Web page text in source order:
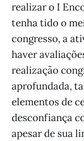
realizar o I
tenha tido o
congresso, a
haver
realização
aprofundada,
elementos de
desconfiança
apesar de sua